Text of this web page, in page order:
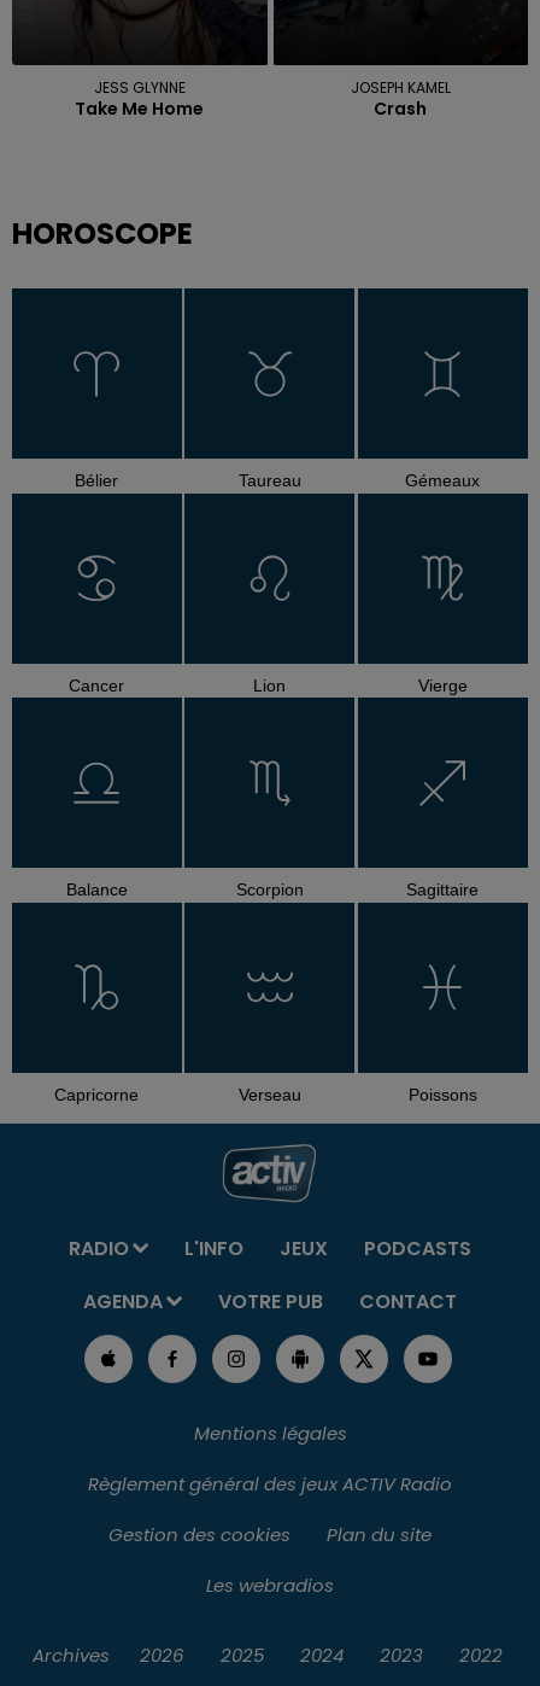
JESS GLYNNE
Take Me Home
JOSEPH KAMEL
Crash
HOROSCOPE
Bélier Taureau Gémeaux
Cancer Lion Vierge
Balance Scorpion Sagittaire
Capricorne Verseau Poissons
RADIO L'INFO JEUX
PODCASTS
AGENDA
VOTRE PUB CONTACT
Mentions légales
Règlement général des jeux ACTIV Radio
Gestion des cookies
Plan du site
Les webradios
Archives 2026 2025 2024 2023 2022